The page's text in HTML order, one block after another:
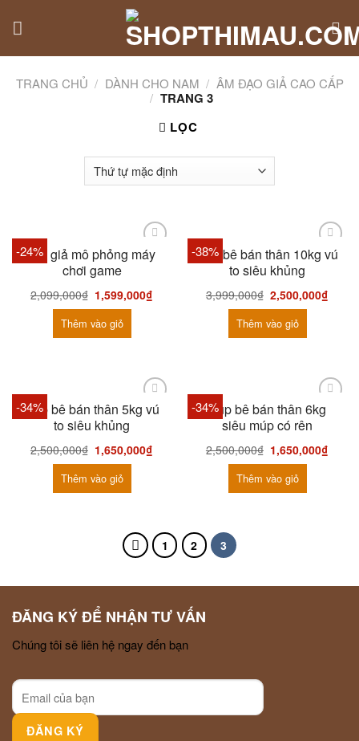
TRANG CHỦ / DÀNH CHO NAM / ÂM ĐẠO GIẢ CAO CẤP
/ TRANG 3
LỌC
-24%Âm giả mô phỏng máy
chơi game
2,099,000₫ 1,599,000₫
Thêm vào giỏ
-38%
Búp bê bán thân 10kg vú
to siêu khủng
3,999,000₫ 2,500,000₫
Thêm vào giỏ
-34%
Búp bê bán thân 5kg vú
to siêu khủng
2,500,000₫ 1,650,000₫
Thêm vào giỏ
-34%Búp bê bán thân 6kg
siêu múp có rên
2,500,000₫ 1,650,000₫
Thêm vào giỏ
1 2 3
ĐĂNG KÝ ĐỂ NHẬN TƯ VẤN
Chúng tôi sẽ liên hệ ngay đến bạn